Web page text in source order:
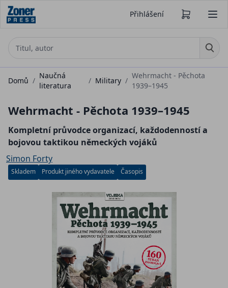
Přihlášení
Domů /
Naučná
literatura
/ Military /
Wehrmacht - Pěchota
1939–1945
Wehrmacht - Pěchota 1939–1945
Kompletní průvodce organizací, každodenností a
bojovou taktikou německých vojáků
Simon Forty
Skladem Produkt jiného vydavatele Časopis